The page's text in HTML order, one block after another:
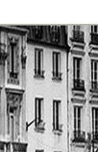
respectées
le délai de